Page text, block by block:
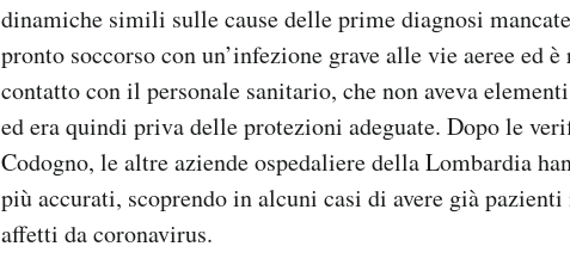
dinamiche simili sulle cause delle prime diagnosi
pronto soccorso con un’infezione grave alle vie aeree ed
contatto con il personale sanitario, che non aveva
ed era quindi priva delle protezioni adeguate. Dopo le
Codogno, le altre aziende ospedaliere della Lombardia
più accurati, scoprendo in alcuni casi di avere già
affetti da coronavirus.